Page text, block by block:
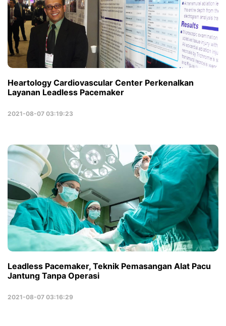
Heartology Cardiovascular Center Perkenalkan
Layanan Leadless Pacemaker
2021-08-07 03:19:23
Leadless Pacemaker, Teknik Pemasangan Alat Pacu
Jantung Tanpa Operasi
2021-08-07 03:16:29